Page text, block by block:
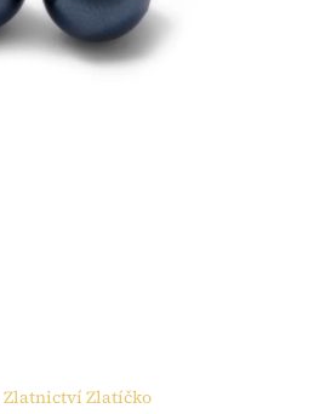
Zlatnictví Zlatíčko